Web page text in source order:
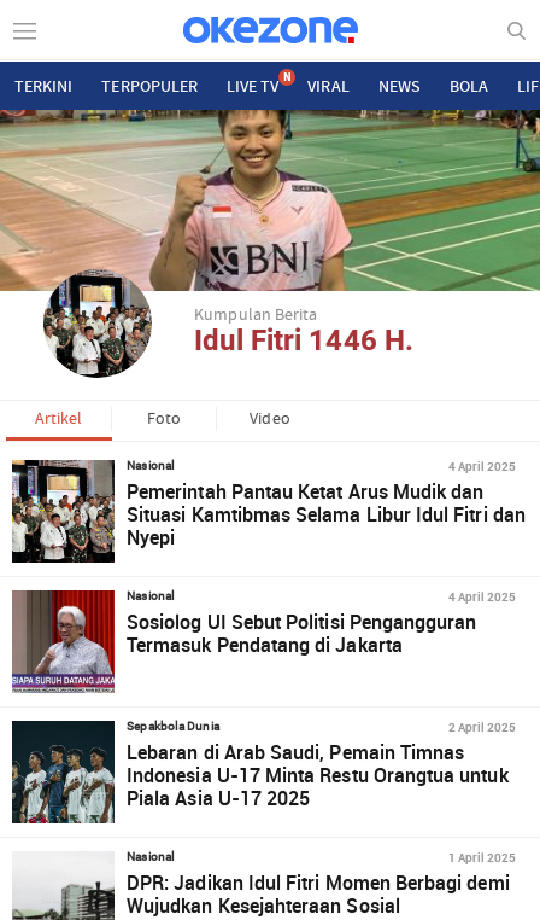
TERKINI TERPOPULER LIVE TV N VIRAL NEWS BOLA
Kumpulan Berita
Idul Fitri 1446 H.
Artikel Foto Video
Nasional 4 April 2025
Pemerintah Pantau Ketat Arus Mudik dan
Situasi Kamtibmas Selama Libur Idul Fitri dan
Nyepi
Nasional 4 April 2025
Sosiolog UI Sebut Politisi Pengangguran
Termasuk Pendatang di Jakarta
Sepakbola Dunia 2 April 2025
Lebaran di Arab Saudi, Pemain Timnas
Indonesia U-17 Minta Restu Orangtua untuk
Piala Asia U-17 2025
Nasional 1 April 2025
DPR: Jadikan Idul Fitri Momen Berbagi demi
Wujudkan Kesejahteraan Sosial